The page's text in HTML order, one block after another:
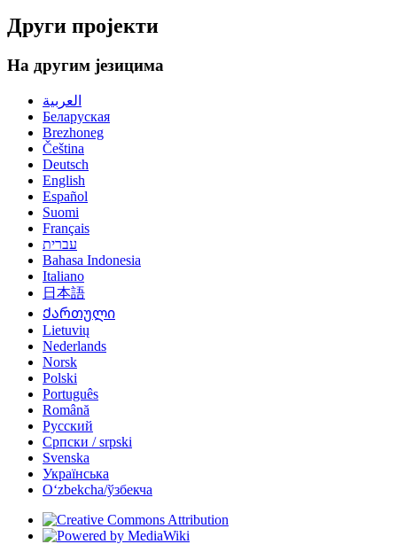
Други пројекти
На другим језицима
العربية
Беларуская
Brezhoneg
Čeština
Deutsch
English
Español
Suomi
Français
עברית
Bahasa Indonesia
Italiano
日本語
Ქართული
Lietuvių
Nederlands
Norsk
Polski
Português
Română
Русский
Српски / srpski
Svenska
Українська
Oʻzbekcha/ўзбекча